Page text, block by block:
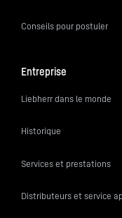
Conseils pour postuler
Entreprise
Liebherr dans le monde
Historique
Services et prestations
Distributeurs et service